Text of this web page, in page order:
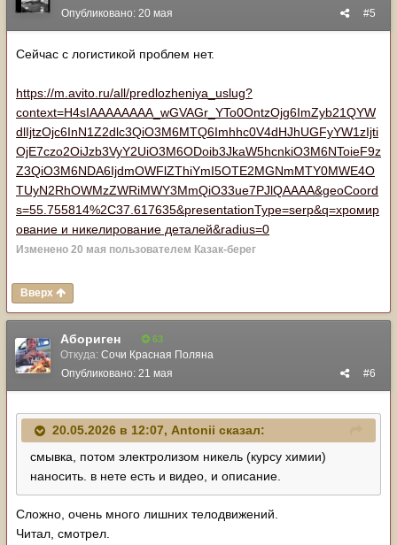
#5
Опубликовано: 20 мая
Сейчас с логистикой проблем нет.
https://m.avito.ru/all/predlozheniya_uslug?
context=H4sIAAAAAAAA_wGVAGr_YTo0OntzOjg6ImZyb21QYW
dlIjtzOjc6InN1Z2dlc3QiO3M6MTQ6Imhhc0V4dHJhUGFyYW1zIjti
OjE7czo2OiJzb3VyY2UiO3M6ODoib3JkaW5hcnkiO3M6NToieF9z
Z3QiO3M6NDA6IjdmOWFlZThiYmI5OTE2MGNmMTY0MWE4O
TUyN2RhOWMzZWRiMWY3MmQiO33ue7PJlQAAAA&geoCoord
s=55.755814%2C37.617635&presentationType=serp&q=хромир
ование и никелирование деталей&radius=0
Изменено 20 мая пользователем Казак-берег
Вверх
Абориген 63
Откуда: Сочи Красная Поляна
#6
Опубликовано: 21 мая
20.05.2026 в 12:07, Antonii сказал:
смывка, потом электролизом никель (курсу химии)
наносить. в нете есть и видео, и описание.
Сложно, очень много лишних телодвижений.
Читал, смотрел.